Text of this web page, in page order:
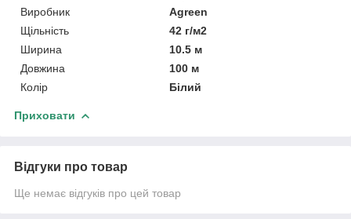
Виробник
Agreen
Щільність
42 г/м2
Ширина
10.5 м
Довжина
100 м
Колір
Білий
Приховати
Відгуки про товар
Ще немає відгуків про цей товар